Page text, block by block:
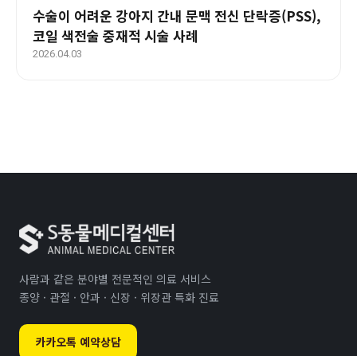
수술이 어려운 강아지 간내 문맥 전신 단락증(PSS),
코일 색전술 중재적 시술 사례
2026.04.03
사람과 같은 분야별 전문적인 의료 서비스
종양 · 관절 · 안과 · 신장 · 위장관 특화 진료
카카오톡 예약상담